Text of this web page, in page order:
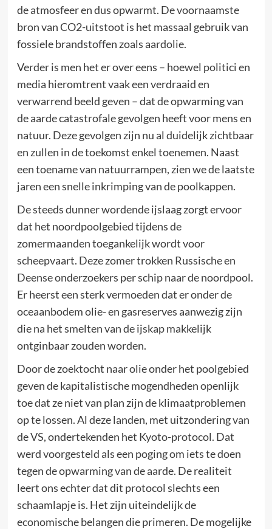
de atmosfeer en dus opwarmt. De voornaamste
bron van CO2-uitstoot is het massaal gebruik van
fossiele brandstoffen zoals aardolie.
Verder is men het er over eens – hoewel politici en
media hieromtrent vaak een verdraaid en
verwarrend beeld geven – dat de opwarming van
de aarde catastrofale gevolgen heeft voor mens en
natuur. Deze gevolgen zijn nu al duidelijk zichtbaar
en zullen in de toekomst enkel toenemen. Naast
een toename van natuurrampen, zien we de laatste
jaren een snelle inkrimping van de poolkappen.
De steeds dunner wordende ijslaag zorgt ervoor
dat het noordpoolgebied tijdens de
zomermaanden toegankelijk wordt voor
scheepvaart. Deze zomer trokken Russische en
Deense onderzoekers per schip naar de noordpool.
Er heerst een sterk vermoeden dat er onder de
oceaanbodem olie- en gasreserves aanwezig zijn
die na het smelten van de ijskap makkelijk
ontginbaar zouden worden.
Door de zoektocht naar olie onder het poolgebied
geven de kapitalistische mogendheden openlijk
toe dat ze niet van plan zijn de klimaatproblemen
op te lossen. Al deze landen, met uitzondering van
de VS, ondertekenden het Kyoto-protocol. Dat
werd voorgesteld als een poging om iets te doen
tegen de opwarming van de aarde. De realiteit
leert ons echter dat dit protocol slechts een
schaamlapje is. Het zijn uiteindelijk de
economische belangen die primeren. De mogelijke